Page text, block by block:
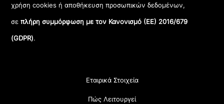
χρήση cookies ή αποθήκευση προσωπικών δεδομένων,
σεπλήρη συμμόρφωση με τον Κανονισμό (ΕΕ) 2016/679
(GDPR).
Εταιρικά Στοιχεία
Πώς Λειτουργεί